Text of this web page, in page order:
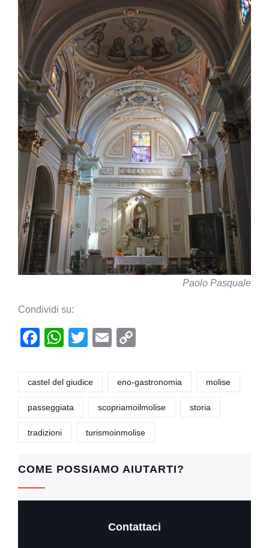
Paolo Pasquale
Condividi su:
F
c
b
o
k
W
at
A
T
tt
E
ail p
Li
n
castel del giudice eno-gastronomia molise
passeggiata scopriamoilmolise storia
tradizioni turismoinmolise
COME POSSIAMO AIUTARTI?
Contattaci